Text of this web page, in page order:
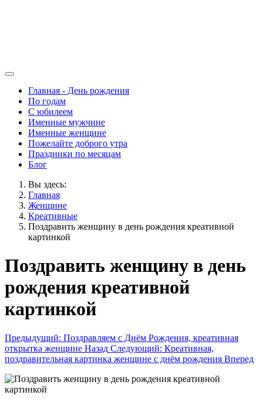
Главная - День рождения
По годам
С юбилеем
Именные мужчине
Именные женщине
Пожелайте доброго утра
Праздники по месяцам
Блог
Вы здесь:
Главная
Женщине
Креативные
Поздравить женщину в день рождения креативной
картинкой
Поздравить женщину в день
рождения креативной
картинкой
Предыдущий: Поздравляем с Днём Рождения, креативная
открытка женщине Назад Следующий: Креативная,
поздравительная картинка женщине с днём рождения Вперед